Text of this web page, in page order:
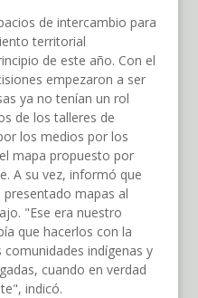
de intercambio para
territorial
de este año. Con el
empezaron a ser
ya no tenían un rol
de los talleres de
los medios por los
mapa propuesto por
A su vez, informó que
mapas al
"Ese era nuestro
que hacerlos con la
indígenas y
cuando en verdad
indicó.